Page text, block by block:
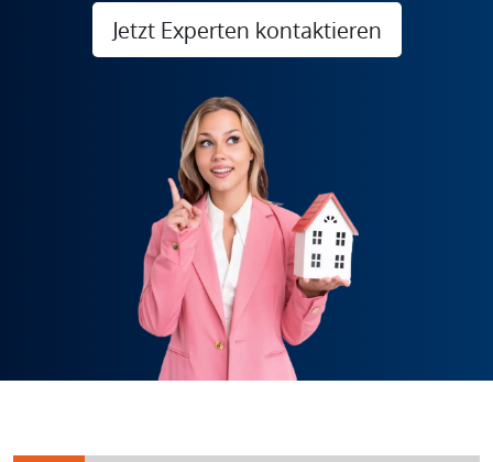
Jetzt Experten kontaktieren